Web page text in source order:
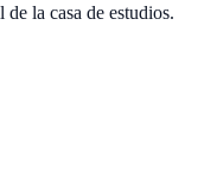
la casa de estudios.